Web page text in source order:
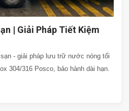
| Giải Pháp Tiết Kiệm
- giải pháp lưu trữ nước nóng tối
304/316 Posco, bảo hành dài hạn.